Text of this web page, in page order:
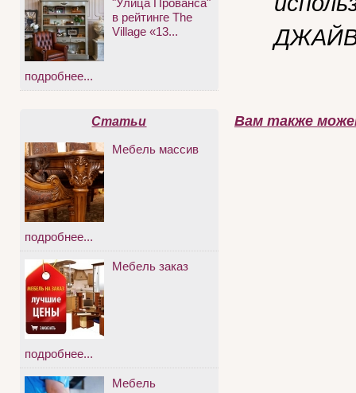
ДЖАЙВ
Вам также
"Улица Прованса"
в рейтинге The
Village «13...
подробнее...
Статьи
Мебель массив
подробнее...
Мебель заказ
подробнее...
Мебель